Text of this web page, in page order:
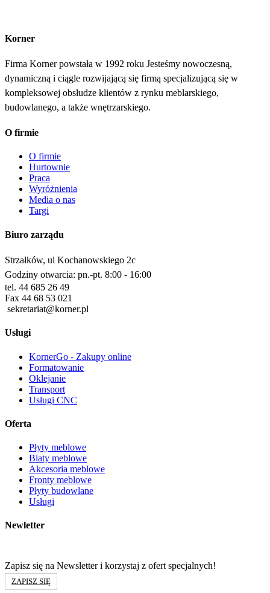
Korner
Firma Korner powstała w 1992 roku Jesteśmy nowoczesną,
dynamiczną i ciągle rozwijającą się firmą specjalizującą się w
kompleksowej obsłudze klientów z rynku meblarskiego,
budowlanego, a także wnętrzarskiego.
O firmie
O firmie
Hurtownie
Praca
Wyróżnienia
Media o nas
Targi
Biuro zarządu
Strzałków, ul Kochanowskiego 2c
Godziny otwarcia: pn.-pt. 8:00 - 16:00
tel. 44 685 26 49
Fax 44 68 53 021
sekretariat@korner.pl
Usługi
KornerGo - Zakupy online
Formatowanie
Oklejanie
Transport
Usługi CNC
Oferta
Płyty meblowe
Blaty meblowe
Akcesoria meblowe
Fronty meblowe
Płyty budowlane
Usługi
Newletter
Zapisz się na Newsletter i korzystaj z ofert specjalnych!
ZAPISZ SIĘ